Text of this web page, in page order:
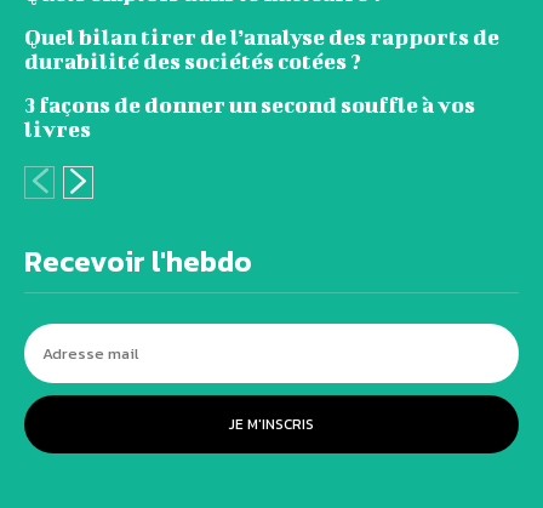
Quel bilan tirer de l’analyse des rapports de
durabilité des sociétés cotées ?
3 façons de donner un second souffle à vos
livres
Recevoir l'hebdo
JE M'INSCRIS